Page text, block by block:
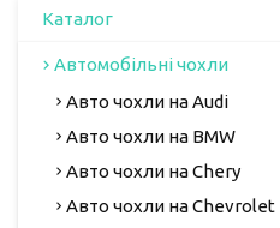
Каталог
Автомобільні чохли
Авто чохли на Audi
Авто чохли на BMW
Авто чохли на Chery
Авто чохли на Chevrolet